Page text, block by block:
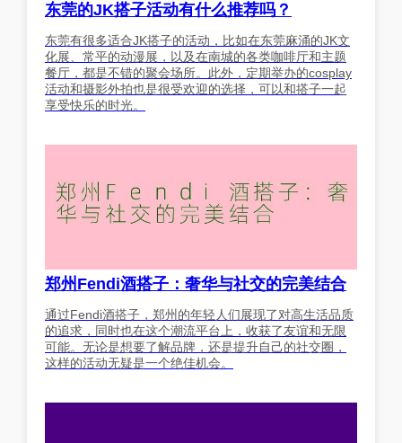
东莞的JK搭子活动有什么推荐吗？
东莞有很多适合JK搭子的活动，比如在东莞麻涌的JK文
化展、常平的动漫展，以及在南城的各类咖啡厅和主题
餐厅，都是不错的聚会场所。此外，定期举办的cosplay
活动和摄影外拍也是很受欢迎的选择，可以和搭子一起
享受快乐的时光。
郑州Fendi酒搭子：奢华与社交的完美结合
通过Fendi酒搭子，郑州的年轻人们展现了对高生活品质
的追求，同时也在这个潮流平台上，收获了友谊和无限
可能。无论是想要了解品牌，还是提升自己的社交圈，
这样的活动无疑是一个绝佳机会。